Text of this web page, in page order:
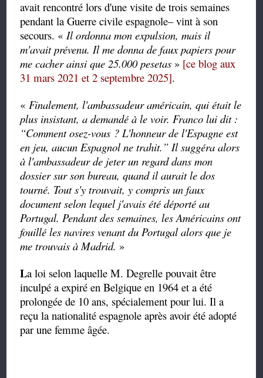
avait rencontré lors d'une visite de trois semaines
pendant la Guerre civile espagnole– vint à son
secours. « Il ordonna mon expulsion, mais il
m'avait prévenu. Il me donna de faux papiers pour
me cacher ainsi que 25.000 pesetas » [ce blog aux
31 mars 2021 et 2 septembre 2025].
« Finalement, l'ambassadeur américain, qui était le
plus insistant, a demandé à le voir. Franco lui dit :
“Comment osez-vous ? L'honneur de l'Espagne est
en jeu, aucun Espagnol ne trahit. ” Il suggéra alors
à l'ambassadeur de jeter un regard dans mon
dossier sur son bureau, quand il aurait le dos
tourné. Tout s'y trouvait, y compris un faux
document selon lequel j'avais été déporté au
Portugal. Pendant des semaines, les Américains ont
fouillé les navires venant du Portugal alors que je
me trouvais à Madrid. »
La loi selon laquelle M. Degrelle pouvait être
inculpé a expiré en Belgique en 1964 et a été
prolongée de 10 ans, spécialement pour lui. Il a
reçu la nationalité espagnole après avoir été adopté
par une femme âgée.